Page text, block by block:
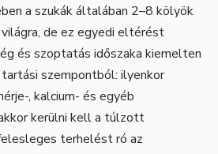
a szukák általában 2–8 kölyök
de ez egyedi eltérést
és szoptatás időszaka kiemelten
szempontból: ilyenkor
, kalcium- és egyéb
kerülni kell a túlzott
terhelést ró az